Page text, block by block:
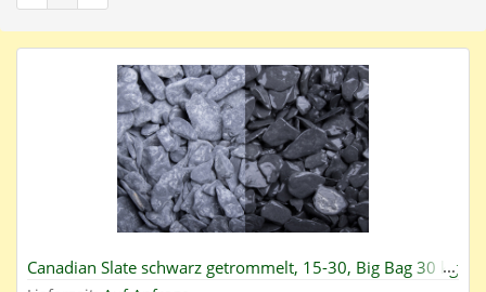
Canadian Slate schwarz getrommelt, 15-30, Big Bag 30 kg